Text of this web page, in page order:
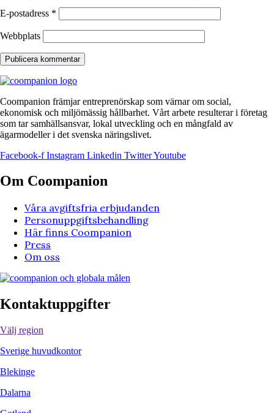
E-postadress *
Webbplats
Coompanion främjar entreprenörskap som värnar om social,
ekonomisk och miljömässig hållbarhet. Vårt arbete resulterar i företag
som tar samhällsansvar, lokal utveckling och en mångfald av
ägarmodeller i det svenska näringslivet.
Facebook-f Instagram Linkedin TwitterYoutube
Om Coompanion
Våra avgiftsfria erbjudanden
Personuppgiftsbehandling
Här finns Coompanion
Press
Om oss
Kontaktuppgifter
Välj region
Sverige huvudkontor
Blekinge
Dalarna